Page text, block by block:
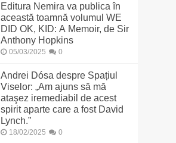
Editura Nemira va publica în
această toamnă volumul WE
DID OK, KID: A Memoir, de Sir
Anthony Hopkins
05/03/2025 0
Andrei Dósa despre Spațiul
Viselor: „Am ajuns să mă
ataşez iremediabil de acest
spirit aparte care a fost David
Lynch.”
18/02/2025 0